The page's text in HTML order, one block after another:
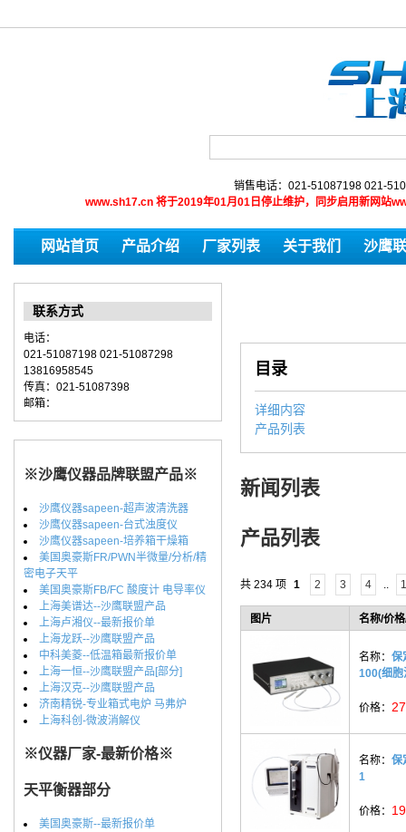
销售电话：021-51087198 021-
www.sh17.cn 将于2019年01月01日停止维护，同步启用新网站
网站首页 产品介绍 厂家列表 关于我们 沙鹰
联系方式
电话：
021-51087198 021-51087298
13816958545
传真：021-51087398
邮箱：
※沙鹰仪器品牌联盟产品※
沙鹰仪器sapeen-超声波清洗器
沙鹰仪器sapeen-台式浊度仪
沙鹰仪器sapeen-培养箱干燥箱
美国奥豪斯FR/PWN半微量/分析/精
密电子天平
美国奥豪斯FB/FC 酸度计 电导率仪
上海美谱达--沙鹰联盟产品
上海卢湘仪--最新报价单
上海龙跃--沙鹰联盟产品
中科美菱--低温箱最新报价单
上海一恒--沙鹰联盟产品[部分]
上海汉克--沙鹰联盟产品
济南精锐-专业箱式电炉 马弗炉
上海科创-微波消解仪
※仪器厂家-最新价格※
天平衡器部分
美国奥豪斯--最新报价单
目录
详细内容
产品列表
新闻列表
产品列表
共 234 项 1 2 3 4 ..
图片 名称/价
名称： 保
100(细胞
价格：
名称： 保
1
价格：